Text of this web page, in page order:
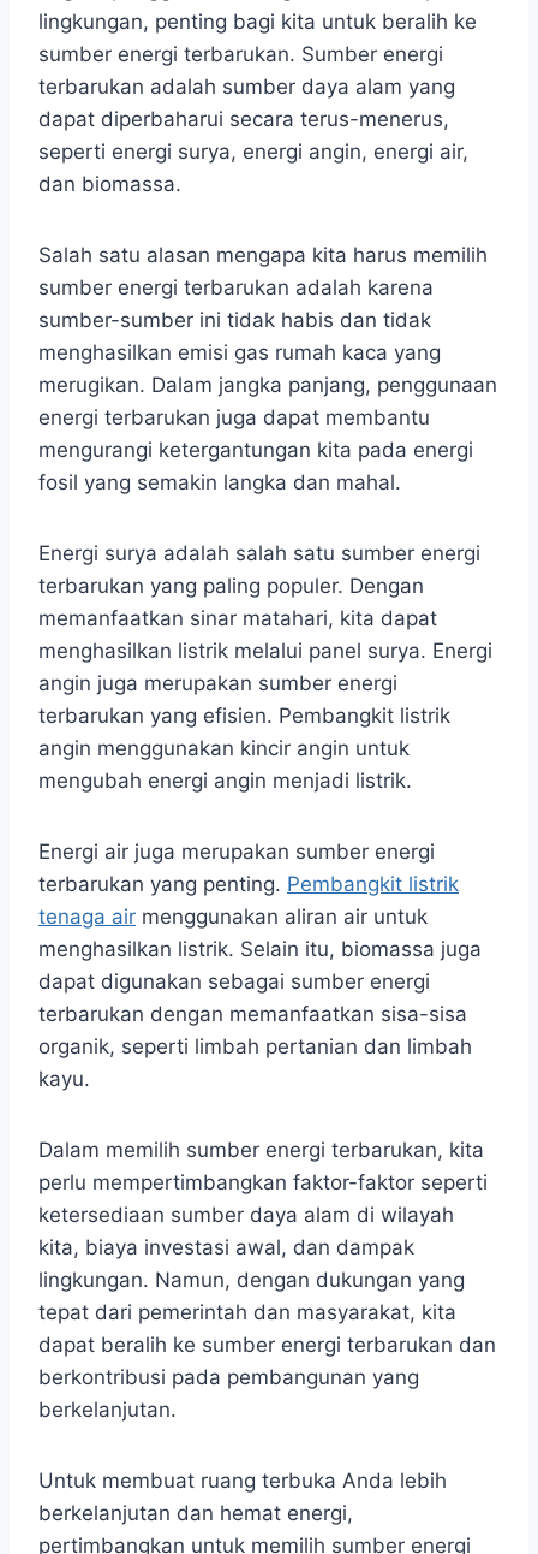
lingkungan, penting bagi kita untuk beralih ke
sumber energi terbarukan. Sumber energi
terbarukan adalah sumber daya alam yang
dapat diperbaharui secara terus-menerus,
seperti energi surya, energi angin, energi air,
dan biomassa.
Salah satu alasan mengapa kita harus memilih
sumber energi terbarukan adalah karena
sumber-sumber ini tidak habis dan tidak
menghasilkan emisi gas rumah kaca yang
merugikan. Dalam jangka panjang, penggunaan
energi terbarukan juga dapat membantu
mengurangi ketergantungan kita pada energi
fosil yang semakin langka dan mahal.
Energi surya adalah salah satu sumber energi
terbarukan yang paling populer. Dengan
memanfaatkan sinar matahari, kita dapat
menghasilkan listrik melalui panel surya. Energi
angin juga merupakan sumber energi
terbarukan yang efisien. Pembangkit listrik
angin menggunakan kincir angin untuk
mengubah energi angin menjadi listrik.
Energi air juga merupakan sumber energi
terbarukan yang penting. Pembangkit listrik
tenaga air menggunakan aliran air untuk
menghasilkan listrik. Selain itu, biomassa juga
dapat digunakan sebagai sumber energi
terbarukan dengan memanfaatkan sisa-sisa
organik, seperti limbah pertanian dan limbah
kayu.
Dalam memilih sumber energi terbarukan, kita
perlu mempertimbangkan faktor-faktor seperti
ketersediaan sumber daya alam di wilayah
kita, biaya investasi awal, dan dampak
lingkungan. Namun, dengan dukungan yang
tepat dari pemerintah dan masyarakat, kita
dapat beralih ke sumber energi terbarukan dan
berkontribusi pada pembangunan yang
berkelanjutan.
Untuk membuat ruang terbuka Anda lebih
berkelanjutan dan hemat energi,
pertimbangkan untuk memilih sumber energi